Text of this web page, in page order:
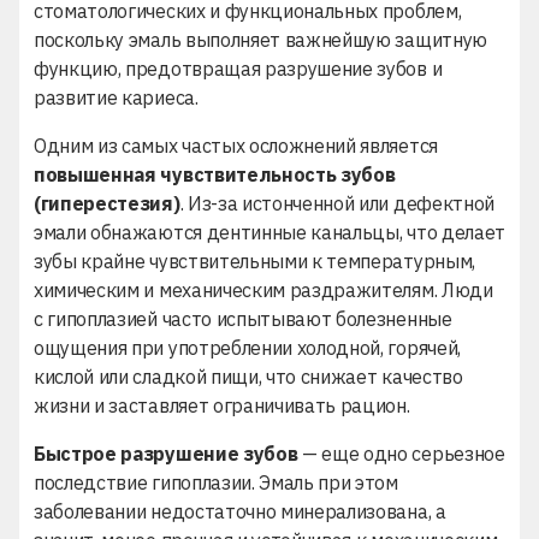
стоматологических и функциональных проблем,
поскольку эмаль выполняет важнейшую защитную
функцию, предотвращая разрушение зубов и
развитие кариеса.
Одним из самых частых осложнений является
повышенная чувствительность зубов
(гиперестезия). Из-за истонченной или дефектной
эмали обнажаются дентинные канальцы, что делает
зубы крайне чувствительными к температурным,
химическим и механическим раздражителям. Люди
с гипоплазией часто испытывают болезненные
ощущения при употреблении холодной, горячей,
кислой или сладкой пищи, что снижает качество
жизни и заставляет ограничивать рацион.
Быстрое разрушение зубов— еще одно серьезное
последствие гипоплазии. Эмаль при этом
заболевании недостаточно минерализована, а